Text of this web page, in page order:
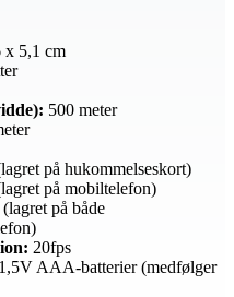
x 5,1 cm
500 meter
på hukommelseskort)
på mobiltelefon)
på både
20fps
AAA-batterier (medfølger